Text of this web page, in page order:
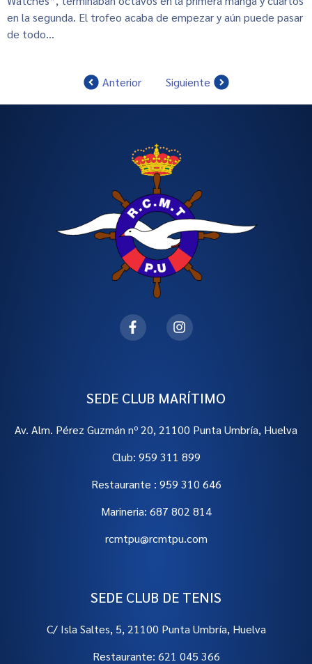
en la segunda. El trofeo acaba de empezar y aún puede pasar
de todo…
Anterior Siguiente
SEDE CLUB MARÍTIMO
Av. Alm. Pérez Guzmán nº 20, 21100 Punta Umbría, Huelva
Club: 959 311 899
Restaurante : 959 310 646
Marineria: 687 802 814
rcmtpu@rcmtpu.com
SEDE CLUB DE TENIS
C/ Isla Saltes, 5, 21100 Punta Umbría, Huelva
Restaurante: 621 045 366